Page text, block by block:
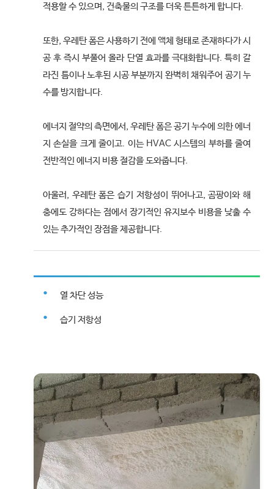
적용할 수 있으며, 건축물의 구조를 더욱 튼튼하게 합니다.
또한, 우레탄 폼은 사용하기 전에 액체 형태로 존재하다가 시
공 후 즉시 부풀어 올라 단열 효과를 극대화합니다. 특히 갈
라진 틈이나 노후된 시공 부분까지 완벽히 채워주어 공기 누
수를 방지합니다.
에너지 절약의 측면에서, 우레탄 폼은 공기 누수에 의한 에너
지 손실을 크게 줄이고. 이는 HVAC 시스템의 부하를 줄여
전반적인 에너지 비용 절감을 도와줍니다.
아울러, 우레탄 폼은 습기 저항성이 뛰어나고, 곰팡이와 해
충에도 강하다는 점에서 장기적인 유지보수 비용을 낮출 수
있는 추가적인 장점을 제공합니다.
열 차단 성능
습기 저항성